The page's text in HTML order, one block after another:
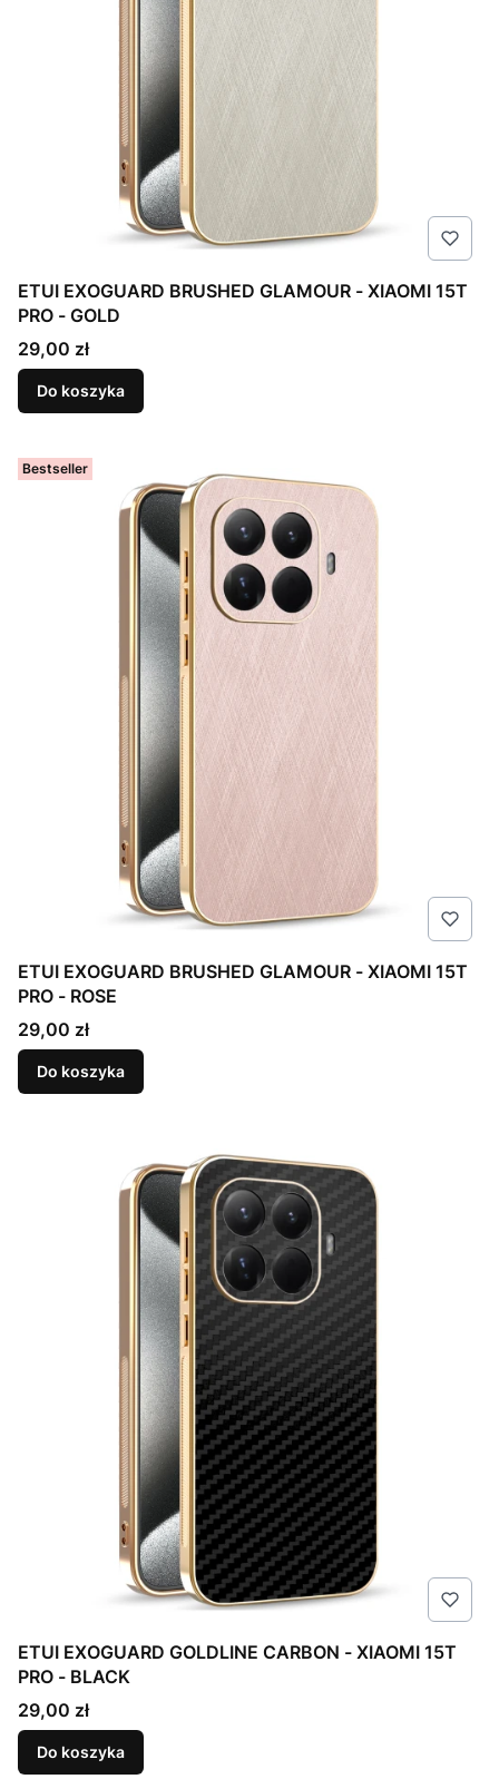
ETUI EXOGUARD BRUSHED GLAMOUR - XIAOMI 15T
PRO - GOLD
Cena
29,00 zł
Do koszyka
Bestseller
ETUI EXOGUARD BRUSHED GLAMOUR - XIAOMI 15T
PRO - ROSE
Cena
29,00 zł
Do koszyka
ETUI EXOGUARD GOLDLINE CARBON - XIAOMI 15T
PRO - BLACK
Cena
29,00 zł
Do koszyka